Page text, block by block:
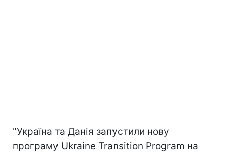
"Україна та Данія запустили нову
програму Ukraine Transition Program на